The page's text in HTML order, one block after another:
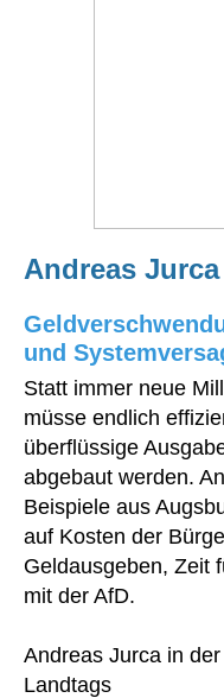
Andreas Jurca
und
Statt immer neue
müsse endlich
überflüssige
abgebaut werden.
Beispiele aus
auf Kosten der
Geldausgeben, Zeit
mit der AfD.
Andreas Jurca in
Landtags